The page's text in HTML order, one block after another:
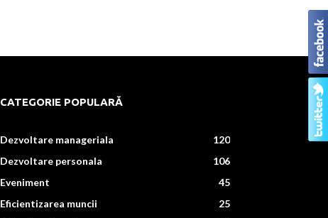
CATEGORIE POPULARĂ
Dezvoltare manageriala
120
Dezvoltare personala
106
Eveniment
45
Eficientizarea muncii
25